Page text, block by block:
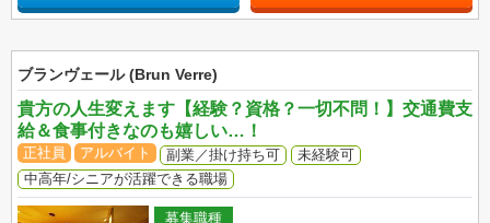
ブランヴェール (Brun Verre)
貴方の人生変えます【経験？資格？一切不問！】交通費支
給＆食事付きなのも嬉しい…！
正社員 アルバイト 副業／掛け持ち可
未経験可
中高年/シニアが活躍できる職場
募集職種